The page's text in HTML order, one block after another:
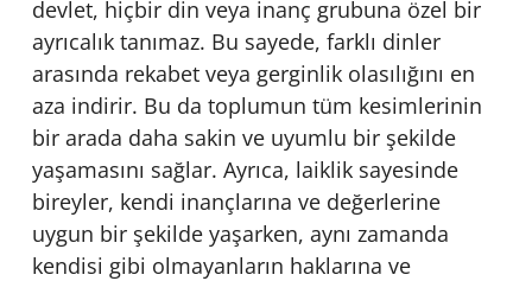
devlet, hiçbir din veya inanç grubuna özel bir
ayrıcalık tanımaz. Bu sayede, farklı dinler
arasında rekabet veya gerginlik olasılığını en
aza indirir. Bu da toplumun tüm kesimlerinin
bir arada daha sakin ve uyumlu bir şekilde
yaşamasını sağlar. Ayrıca, laiklik sayesinde
bireyler, kendi inançlarına ve değerlerine
uygun bir şekilde yaşarken, aynı zamanda
kendisi gibi olmayanların haklarına ve